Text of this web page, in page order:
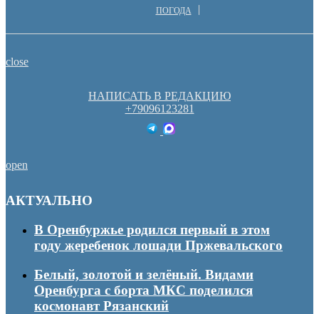
ПОГОДА
close
НАПИСАТЬ В РЕДАКЦИЮ
+79096123281
open
АКТУАЛЬНО
В Оренбуржье родился первый в этом
году жеребенок лошади Пржевальского
Белый, золотой и зелёный. Видами
Оренбурга с борта МКС поделился
космонавт Рязанский